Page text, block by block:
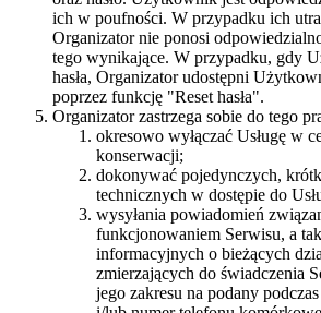
ich w poufności. W przypadku ich
Organizator nie ponosi
tego wynikające. W przypadku, gdy
hasła, Organizator udostępni
poprzez funkcję "Reset hasła".
Organizator zastrzega sobie do tego
okresowo wyłączać Usługę w
konserwacji;
dokonywać pojedynczych,
technicznych w dostępie do
wysyłania powiadomień
funkcjonowaniem Serwisu, a
informacyjnych o bieżących
zmierzających do świadczenia
jego zakresu na podany